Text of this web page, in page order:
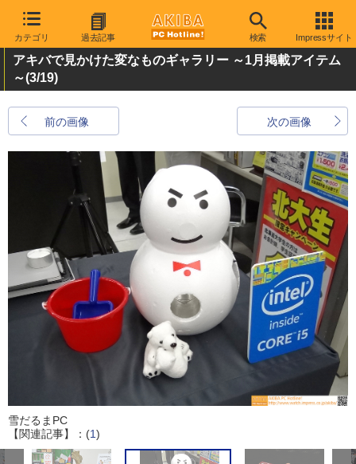
カテゴリ 過去記事 検索 Impressサイト
アキバで見かけた変なものギャラリー ～1月掲載アイテム
～(3/19)
前の画像 次の画像
雪だるまPC
【関連記事】：(1)